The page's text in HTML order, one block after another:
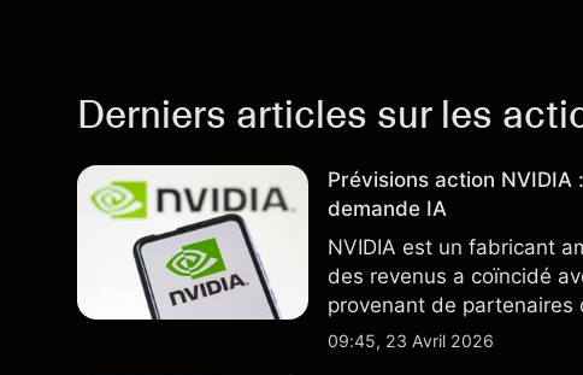
Derniers articles sur les
Prévisions action
demande IA
NVIDIA est un fabricant
des revenus a coïncidé
provenant de partenaires
notamment TSMC et
09:45, 23 Avril 2026